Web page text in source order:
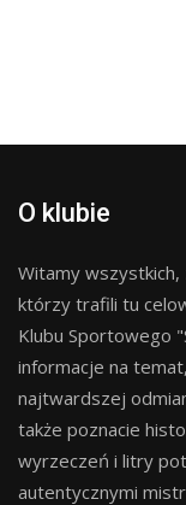
O klubie
Witamy wszystkich,
którzy trafili tu
Klubu Sportowego
informacje na
najtwardszej
także poznacie
wyrzeczeń i litry
autentycznymi